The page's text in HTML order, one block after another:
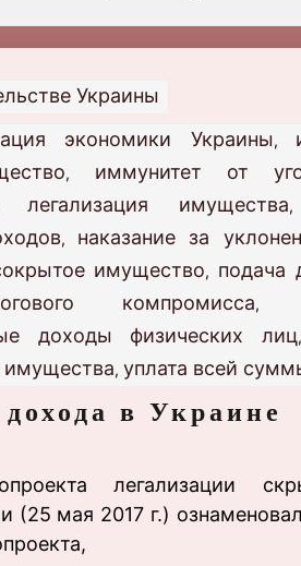
Украины
экономики Украины,
, иммунитет от
легализация имущества
, наказание за
имущество, подача
компромисса,
доходы физических лиц
имущества, уплата всей
в Украине
легализации
(25 мая 2017 г.)